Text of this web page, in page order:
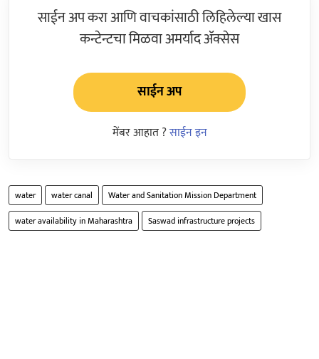
साईन अप करा आणि वाचकांसाठी लिहिलेल्या खास
कन्टेन्टचा मिळवा अमर्याद ॲक्सेस
साईन अप
मेंबर आहात ?साईन इन
water water canal
Water and Sanitation Mission Department
water availability in Maharashtra
Saswad infrastructure projects